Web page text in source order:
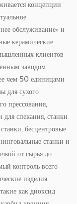
концепции
обслуживание» и
керамические
клиентов
заводом
чем 50 единицами
для сухого
прессования,
спекания, станки
бесцентровые
станки и
от сырья до
контроль всего
изделия
как диоксид